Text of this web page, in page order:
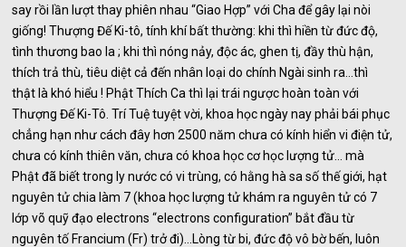
say rồi lần lượt thay phiên nhau “Giao Hợp” với Cha để gây lại nòi
giống! Thượng Đế Ki-tô, tính khí bất thường: khi thì hiền từ đức độ,
tình thương bao la ; khi thì nóng nảy, độc ác, ghen tị, đầy thù hận,
thích trả thù, tiêu diệt cả đến nhân loại do chính Ngài sinh ra…thì
thật là khó hiểu ! Phật Thích Ca thì lại trái ngược hoàn toàn với
Thượng Đế Ki-Tô. Trí Tuệ tuyệt vời, khoa học ngày nay phải bái phục
chẳng hạn như cách đây hơn 2500 năm chưa có kính hiển vi điện tử,
chưa có kính thiên văn, chưa có khoa học cơ học lượng tử… mà
Phật đã biết trong ly nước có vi trùng, có hằng hà sa số thế giới, hạt
nguyên tử chia làm 7 (khoa học lượng tử khám ra nguyên tử có 7
lớp võ quỹ đạo electrons “electrons configuration” bắt đầu từ
nguyên tố Francium (Fr) trở đi)…Lòng từ bi, đức độ vô bờ bến, luôn